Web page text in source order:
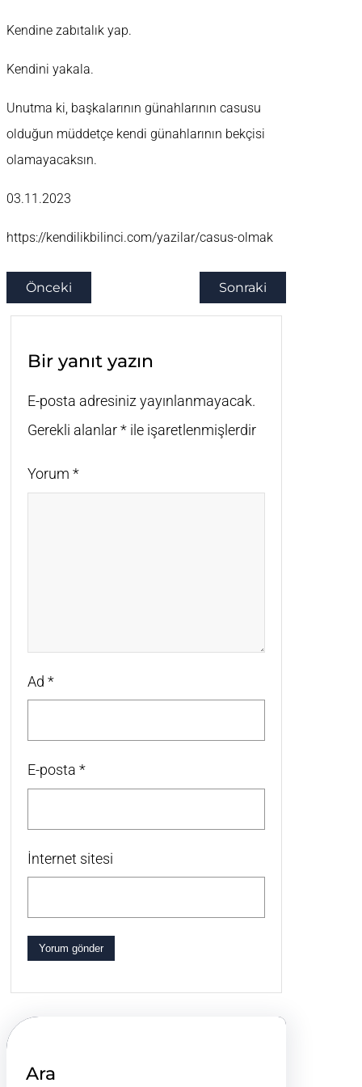
Kendine zabıtalık yap.
Kendini yakala.
Unutma ki, başkalarının günahlarının casusu
olduğun müddetçe kendi günahlarının bekçisi
olamayacaksın.
03.11.2023
https://kendilikbilinci.com/yazilar/casus-olmak
Önceki Sonraki
Bir yanıt yazın
E-posta adresiniz yayınlanmayacak.
Gerekli alanlar* ile işaretlenmişlerdir
Yorum *
Ad *
E-posta *
İnternet sitesi
Ara